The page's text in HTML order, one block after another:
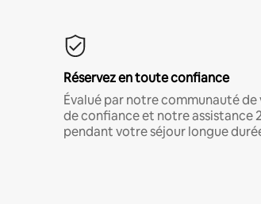
Réservez en toute confiance
Évalué par notre communauté de
de confiance et notre assistance
pendant votre séjour longue